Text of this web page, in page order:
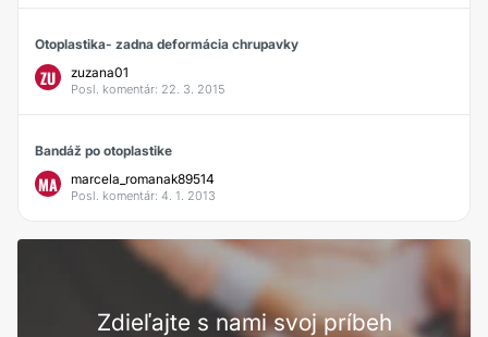
Otoplastika- zadna deformácia chrupavky
ZU zuzana01
Posl. komentár: 22. 3. 2015
Bandáž po otoplastike
MA marcela_romanak89514
Posl. komentár: 4. 1. 2013
Zdieľajte s nami svoj príbeh